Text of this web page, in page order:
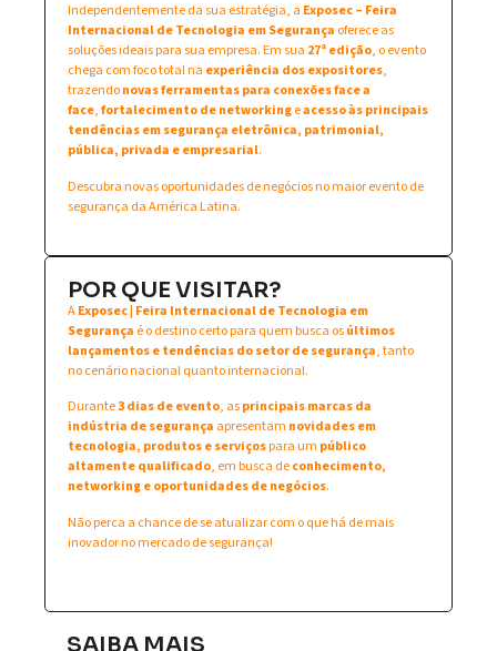
Independentemente da sua estratégia, a Exposec – Feira
Internacional de Tecnologia em Segurança oferece as
soluções ideais para sua empresa. Em sua 27ª edição, o evento
chega com foco total na experiência dos expositores,
trazendonovas ferramentas para conexões face a
face,fortalecimento de networkingeacesso às principais
tendências em segurança eletrônica, patrimonial,
pública, privada e empresarial.
Descubra novas oportunidades de negócios no maior evento de
segurança da América Latina.
POR QUE VISITAR?
AExposec | Feira Internacional de Tecnologia em
Segurança é o destino certo para quem busca osúltimos
lançamentos e tendências do setor de segurança, tanto
no cenário nacional quanto internacional.
Durante3 dias de evento, asprincipais marcas da
indústria de segurança apresentam novidades em
tecnologia, produtos e serviçospara um público
altamente qualificado, em busca deconhecimento,
networking e oportunidades de negócios.
Não perca a chance de se atualizar com o que há de mais
inovador no mercado de segurança!
SAIBA MAIS